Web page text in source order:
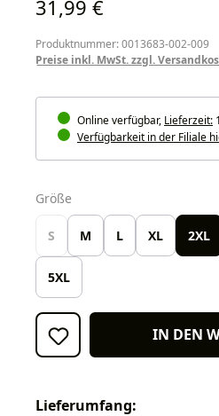
31,99 €
Produktnummer: 0013683-002-009
Preise inkl. MwSt. zzgl.
Online verfügbar, Lieferzeit:
Verfügbarkeit in der Filiale
Größe
S M L XL 2XL
5XL
IN DEN
Lieferumfang: